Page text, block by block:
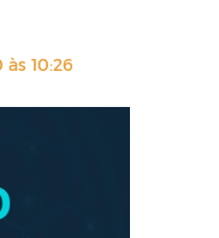
10:26